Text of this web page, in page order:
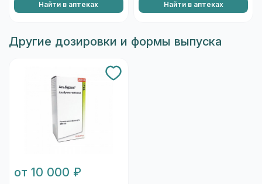
Найти в аптеках Найти в аптеках
Другие дозировки и формы выпуска
от 10 000 ₽